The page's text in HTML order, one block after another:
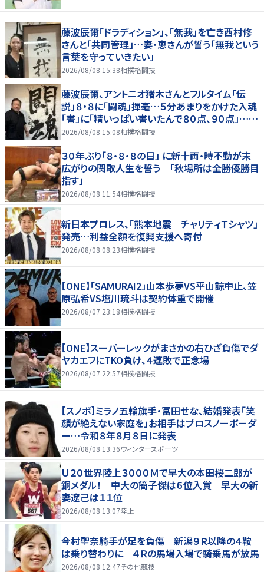
藤波辰爾「ドラディション」、「無我」を亡き西村修
さんと「共同管理」…妻・恵さんが誓う「無我という
言葉を守っていきたい」
2026/08/08 15:38相撲格闘技
藤波辰爾、アントニオ猪木さんとフルタイム「伝
説」８・８に「闘魂」揮毫…５分あまりをかけた入魂
「書」に「精いっぱい書いたんで８０点、９０点」…
「人間・藤波辰爾展」開催
2026/08/08 15:08相撲格闘技
３０年ぶり「８・８・８の日」 に新十両・時不動が末
広がりの関取人生を誓う 「秋場所は全勝優勝目
指す」
2026/08/08 11:54相撲格闘技
新日本プロレス、「熊本地震 チャリティＴシャツ」
発売…利益全額を復興支援へ寄付
2026/08/08 08:23相撲格闘技
【ONE】「SAMURAI2」山本歩夢VS平山諒中止、笠
原弘希VS塩川琉斗は契約体重で開催
2026/08/07 23:18相撲格闘技
【ONE】スーパーレックがまさかの右ひざ負傷でダ
ヤカエフにTKO負け、４連敗で正念場
2026/08/07 22:57相撲格闘技
【スノボ】ミラノ五輪旗手・冨田せな、結婚発表「笑
顔が絶えない家庭を」お相手はプロスノーボーダ
ー…令和８年８月８日に発表
2026/08/08 13:36ウィンタースポーツ
Ｕ２０世界陸上３０００Ｍで早大の本田桜二郎が
銅メダル！ 中大の簡子傑は６位入賞 早大の新
妻遼己は１１位
2026/08/08 13:07陸上
今村聖奈騎手が足を負傷 新潟９Ｒ以降の４鞍
は乗り替わりに ４Ｒの馬場入場で騎乗馬が放馬
2026/08/08 12:47その他競技